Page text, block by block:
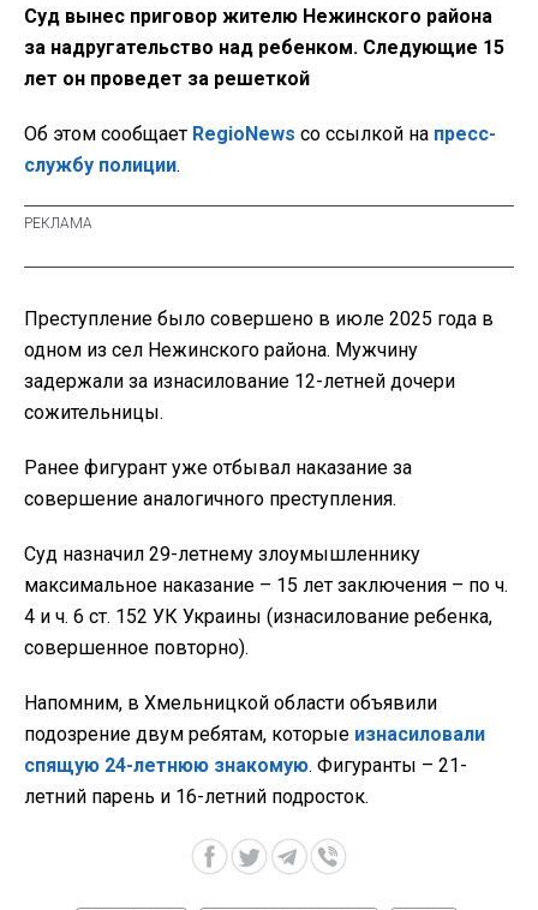
Суд вынес приговор жителю Нежинского района
за надругательство над ребенком. Следующие 15
лет он проведет за решеткой
Об этом сообщает RegioNews со ссылкой на пресс-
службу полиции.
Преступление было совершено в июле 2025 года в
одном из сел Нежинского района. Мужчину
задержали за изнасилование 12-летней дочери
сожительницы.
Ранее фигурант уже отбывал наказание за
совершение аналогичного преступления.
Суд назначил 29-летнему злоумышленнику
максимальное наказание – 15 лет заключения – по ч.
4 и ч. 6 ст. 152 УК Украины (изнасилование ребенка,
совершенное повторно).
Напомним, в Хмельницкой области объявили
подозрение двум ребятам, которые изнасиловали
спящую 24-летнюю знакомую. Фигуранты – 21-
летний парень и 16-летний подросток.